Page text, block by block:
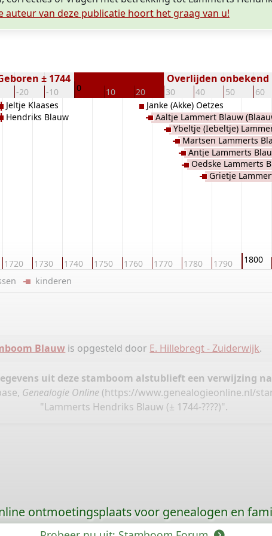
auteur van deze publicatie hoort het graag van u!
-20 -10 0 10 20 30 40 50 60
± 1744 Overlijden onbekend
1720 1730 1740 1750 1760 1770 1780 1790 1800
Jeltje Klaases
Hendriks Blauw
Janke (Akke) Oetzes
Aaltje Lammert Blauw
Ybeltje (Iebeltje)
(Blaauw)Martsen Lammerts
Antje Lammerts
Oedske Lammerts
Grietje
kinderen
Blauw is opgesteld door E. Hillebregt - Zuiderwijk.
uit deze stamboom alstublieft een verwijzing
Genealogie Online (https://www.genealogieonline.nl/
"Lammerts Hendriks Blauw (± 1744-????)".
ontmoetingsplaats voor genealogen en